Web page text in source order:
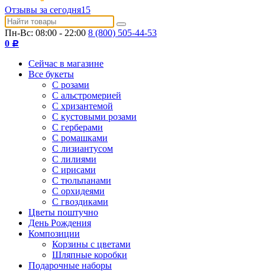
Отзывы за сегодня15
Пн-Вс: 08:00 - 22:00 8 (800) 505-44-53
0 Р
Сейчас в магазине
Все букеты
C розами
С альстромерией
С хризантемой
С кустовыми розами
С герберами
С ромашками
С лизиантусом
С лилиями
С ирисами
С тюльпанами
С орхидеями
С гвоздиками
Цветы поштучно
День Рождения
Композиции
Корзины с цветами
Шляпные коробки
Подарочные наборы